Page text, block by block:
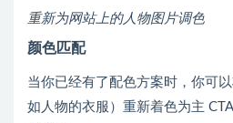
重新为网站上的人物图片调色
颜色匹配
当你已经有了配色方案时，你可
如人物的衣服）重新着色为主